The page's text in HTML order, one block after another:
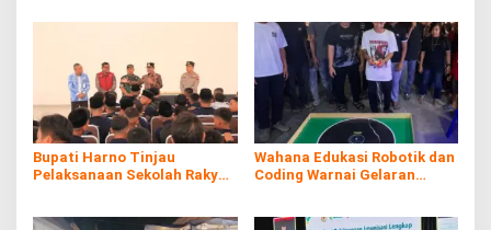
Bupati Harno Tinjau
Pelaksanaan Sekolah Rakyat
Wahana Edukasi Robotik dan
Coding Warnai Gelaran